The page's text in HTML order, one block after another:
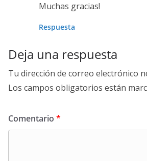
Muchas gracias!
Respuesta
Deja una respuesta
Tu dirección de correo electrónico
Los campos obligatorios están
Comentario *